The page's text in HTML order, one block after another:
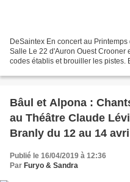
DeSaintex En concert au
Salle Le 22 d'Auron Ouest Crooner
codes établis et brouiller les pistes.
Bâul et Alpona :
au Théâtre Claude
Branly du 12 au 14
Publié le 16/04/2019 à 12:36
Par Furyo & Sandra